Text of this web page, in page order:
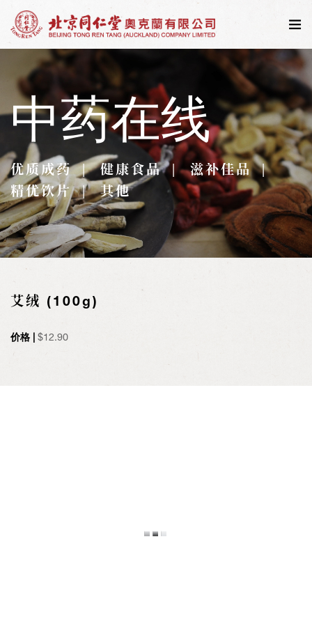
中药在线
优质成药 健康食品
滋补佳品
精优饮片
其他
艾绒 (100g)
价格 | $12.90